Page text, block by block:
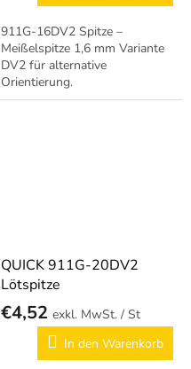
911G-16DV2 Spitze –
Meißelspitze 1,6 mm Variante
DV2 für alternative
Orientierung.
QUICK 911G-20DV2
Lötspitze
€4,52
/ St
In den Warenkorb